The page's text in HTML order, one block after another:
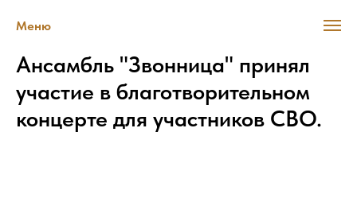
Меню
Ансамбль "Звонница" принял
участие в благотворительном
концерте для участников СВО.